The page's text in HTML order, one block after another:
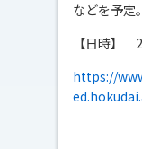
などを予定。
【日時】
https://